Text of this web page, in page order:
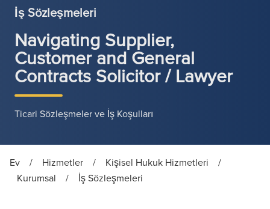
İş Sözleşmeleri
Navigating Supplier,
Customer and General
Contracts Solicitor / Lawyer
Ticari Sözleşmeler ve İş Koşulları
Ev / Hizmetler / Kişisel Hukuk Hizmetleri
/
Kurumsal
/ İş Sözleşmeleri